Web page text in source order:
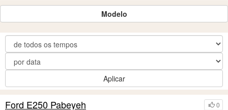
Modelo
Aplicar
0
Ford E250 Pabeyeh